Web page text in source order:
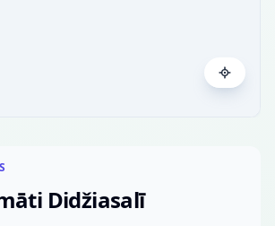
Didžiasalī